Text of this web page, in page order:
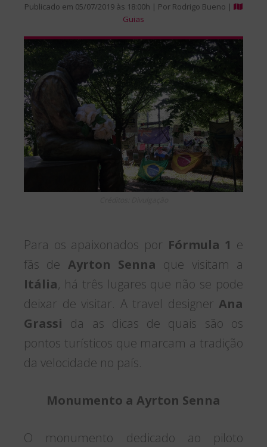
Publicado em 05/07/2019 às 18:00h | Por Rodrigo Bueno |
Guias
Para os apaixonados por Fórmula 1 e
fãs de Ayrton Senna que visitam a
Itália, há três lugares que não se pode
deixar de visitar. A travel designer Ana
Grassi da as dicas de quais são os
pontos turísticos que marcam a tradição
da velocidade no país.
Monumento a Ayrton Senna
O monumento dedicado ao piloto